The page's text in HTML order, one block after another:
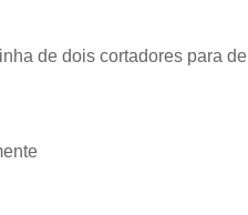
de dois cortadores para